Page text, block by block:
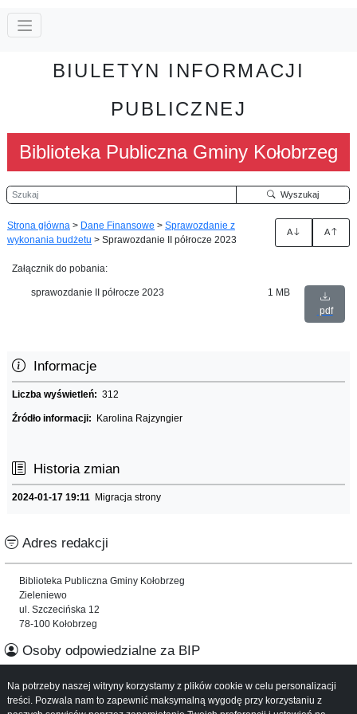
BIULETYN INFORMACJI
PUBLICZNEJ
Biblioteka Publiczna Gminy Kołobrzeg
Szukaj Wyszukaj
Strona główna > Dane Finansowe > Sprawozdanie z
wykonania budżetu > Sprawozdanie II półrocze 2023
A A
Załącznik do pobania:
sprawozdanie II półrocze 2023
1 MB
pdf
Informacje
Liczba wyświetleń: 312
Źródło informacji: Karolina Rajzyngier
Historia zmian
2024-01-17 19:11 Migracja strony
Adres redakcji
Biblioteka Publiczna Gminy Kołobrzeg
Zieleniewo
ul. Szczecińska 12
78-100 Kołobrzeg
Osoby odpowiedzialne za BIP
Informacje o serwisie
Na potrzeby naszej witryny korzystamy z plików cookie w celu personalizacji
treści. Pozwala nam to zapewnić maksymalną wygodę przy korzystaniu z